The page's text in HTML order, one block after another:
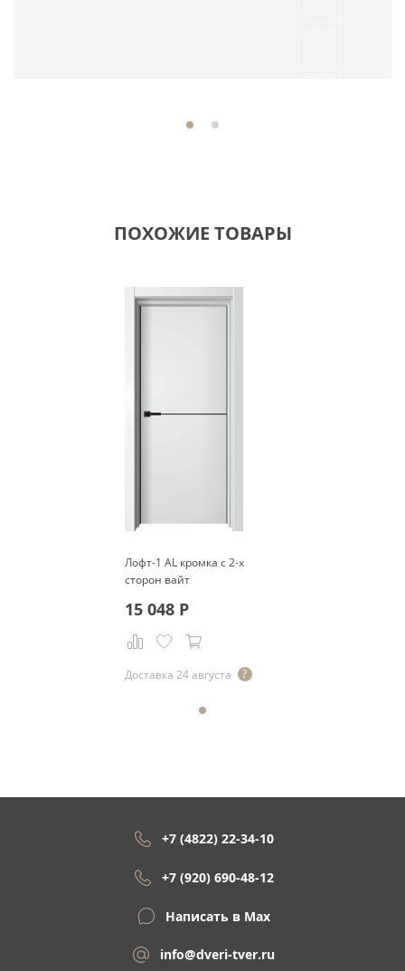
ПОХОЖИЕ ТОВАРЫ
Лофт-1 AL кромка с 2-х
сторон вайт
15 048Р
Доставка 24 августа
+7 (4822) 22-34-10
+7 (920) 690-48-12
Написать в Max
info@dveri-tver.ru